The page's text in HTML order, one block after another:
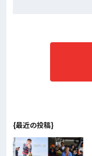
{最近の投稿}